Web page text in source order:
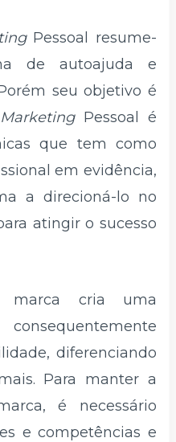
Pessoal resume-
de autoajuda e
seu objetivo é
MarketingPessoal é
que tem como
em evidência,
a direcioná-lo no
atingir o sucesso
cria uma
diferenciando
Para manter a
é necessário
e competências e